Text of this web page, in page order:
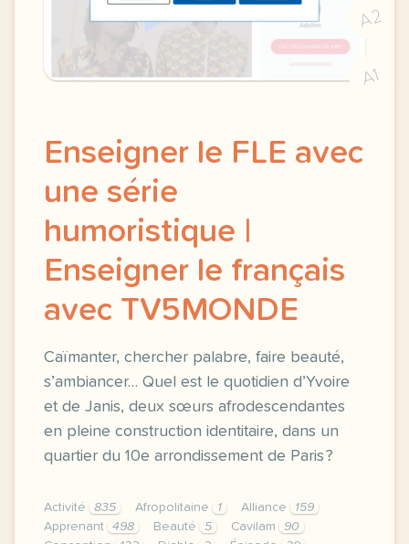
A2
A1
Enseigner le FLE avec
une série
humoristique |
Enseigner le français
avec TV5MONDE
Caïmanter, chercher palabre, faire beauté,
s’ambiancer… Quel est le quotidien d’Yvoire
et de Janis, deux sœurs afrodescendantes
en pleine construction identitaire, dans un
quartier du 10e arrondissement de Paris ?
Activité 835 Afropolitaine 1 Alliance
159
Apprenant
498 Beauté 5 Cavilam
90